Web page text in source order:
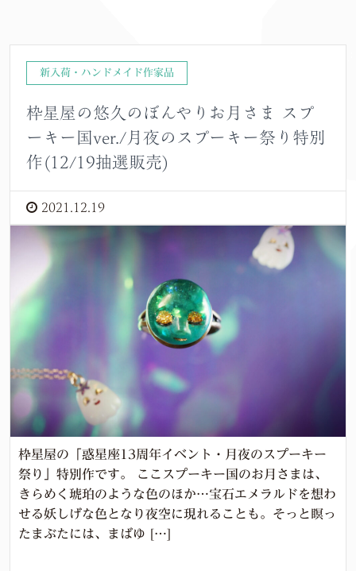
新入荷・ハンドメイド作家品
枠星屋の悠久のぼんやりお月さま スプ
ーキー国ver./月夜のスプーキー祭り特別
作(12/19抽選販売)
2021.12.19
枠星屋の「惑星座13周年イベント・月夜のスプーキー
祭り」特別作です。 ここスプーキー国のお月さまは、
きらめく琥珀のような色のほか…宝石エメラルドを想わ
せる妖しげな色となり夜空に現れることも。そっと瞑っ
たまぶたには、まばゆ […]